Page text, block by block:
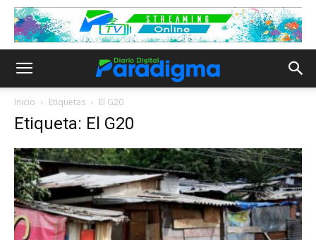
Inicio Etiquetas El G20
Etiqueta: El G20